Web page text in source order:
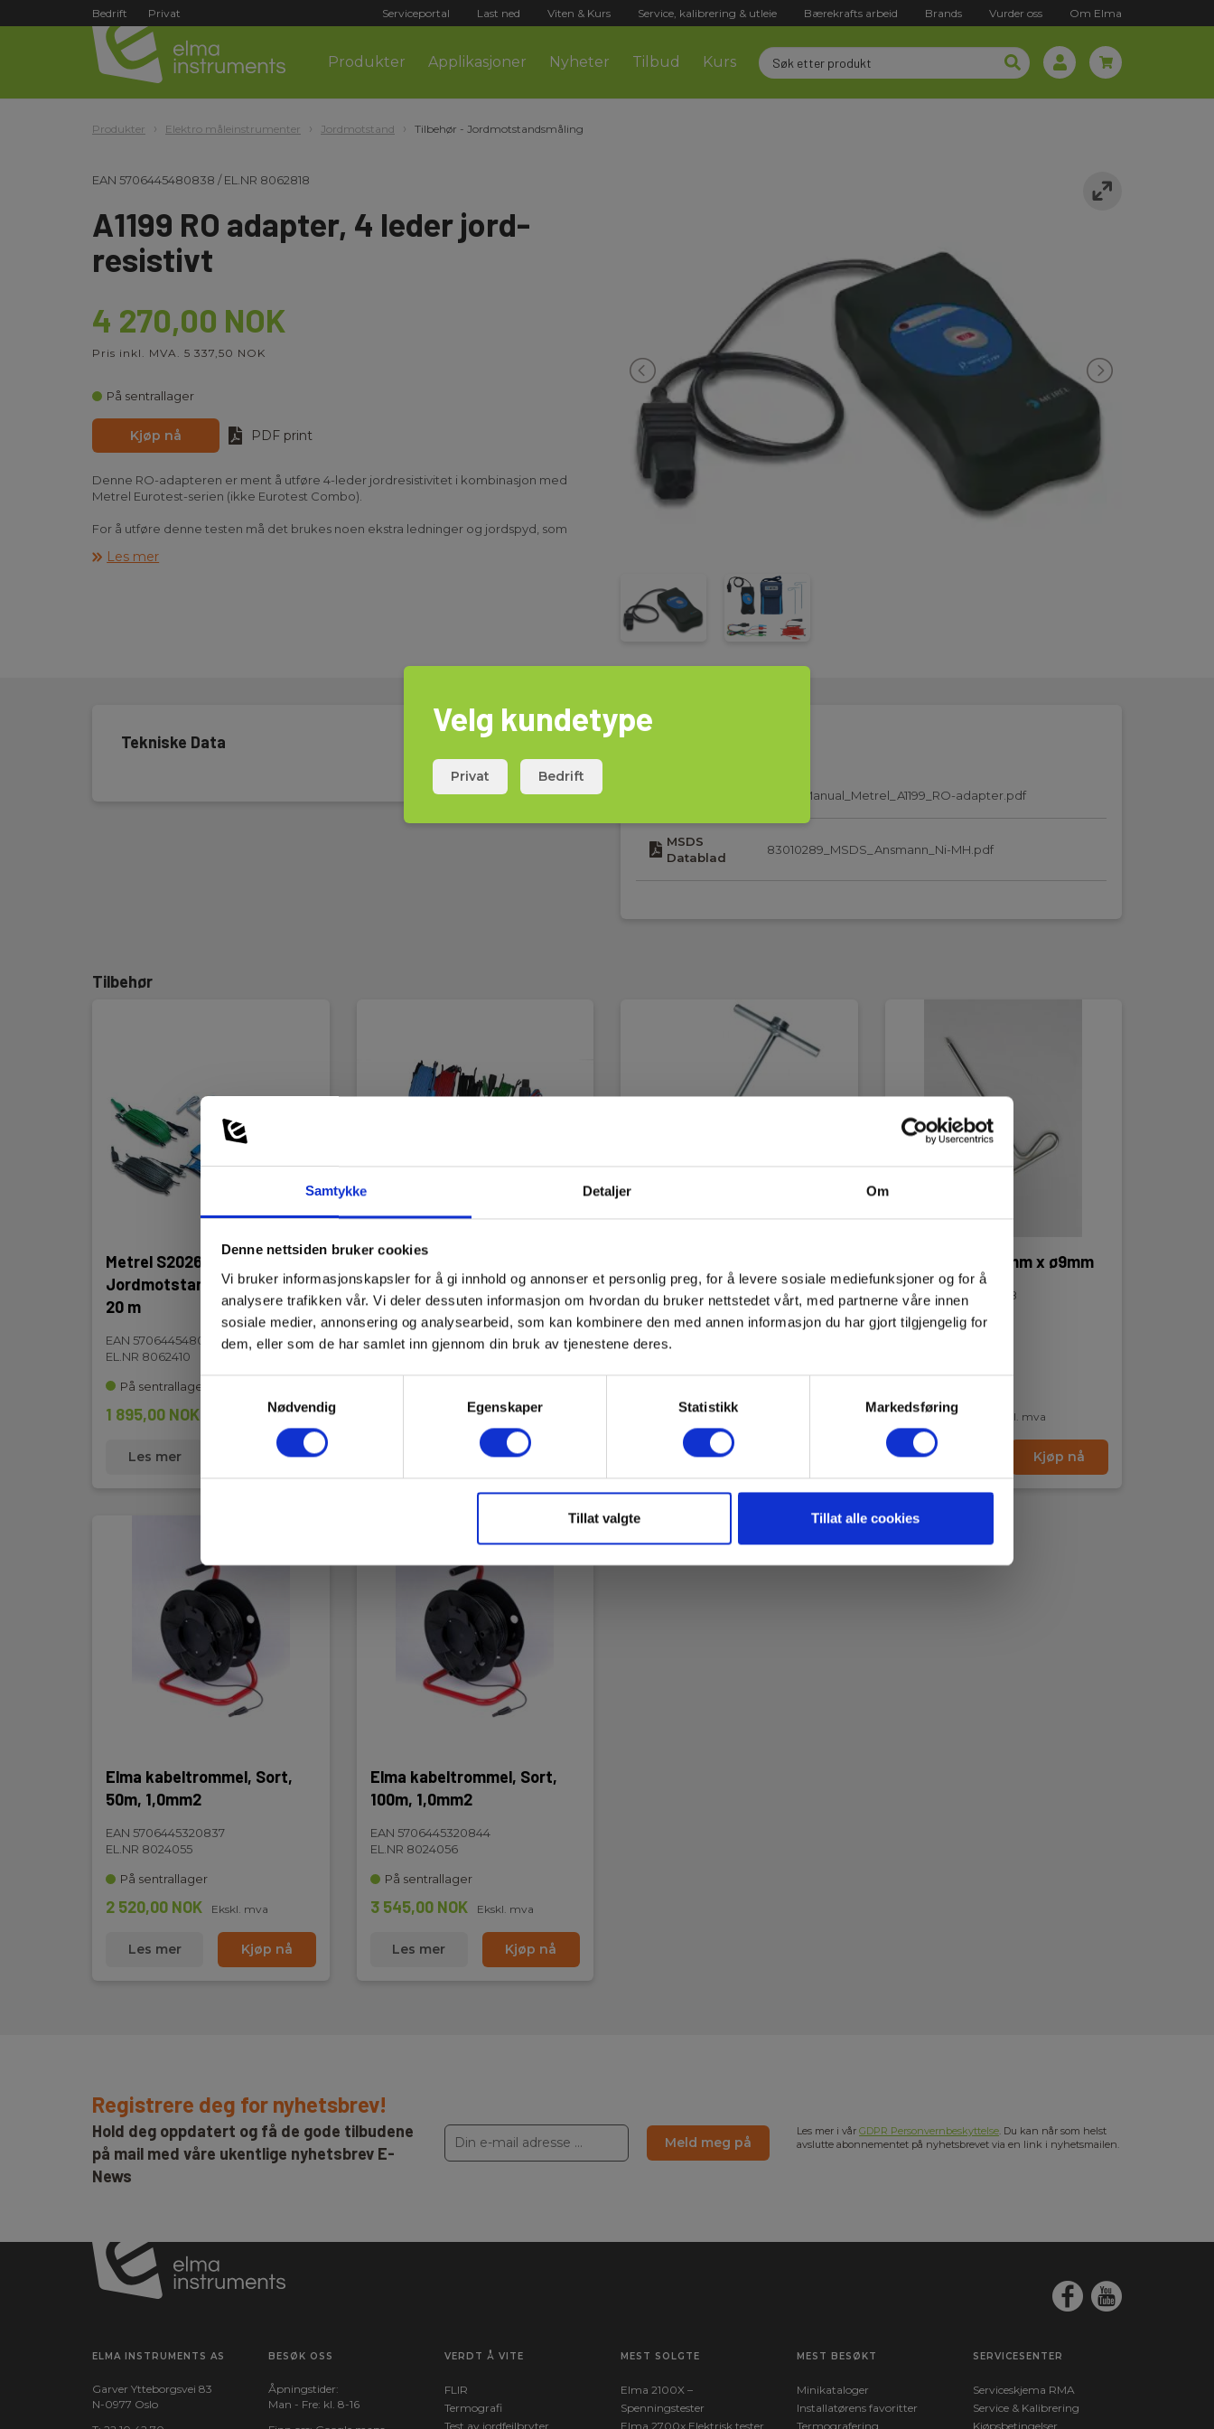
Samtykke Detaljer Om
Denne nettsiden bruker cookies
Vi bruker informasjonskapsler for å gi innhold og annonser et personlig preg, for å levere sosiale mediefunksjoner og for å
analysere trafikken vår. Vi deler dessuten informasjon om hvordan du bruker nettstedet vårt, med partnerne våre innen
sosiale medier, annonsering og analysearbeid, som kan kombinere den med annen informasjon du har gjort tilgjengelig for
dem, eller som de har samlet inn gjennom din bruk av tjenestene deres.
Samtykkevalg
Nødvendig
Egenskaper Statistikk Markedsføring
Tillat valgte Tillat alle cookies
Bedrift Privat Serviceportal Last ned Viten & Kurs Service, kalibrering & utleie Bærekrafts arbeid Brands Vurder oss Om Elma
Produkter Applikasjoner Nyheter Tilbud Kurs
Produkter Elektro måleinstrumenter Jordmotstand Tilbehør - Jordmotstandsmåling
EAN 5706445480838 /EL.NR 8062818
A1199 RO adapter, 4 leder jord-
resistivt
4 270,00 NOK
Pris inkl. MVA. 5 337,50 NOK
På sentrallager
Kjøp nå PDF print
Denne RO-adapteren er ment å utføre 4-leder jordresistivitet i kombinasjon med
Metrel Eurotest-serien (ikke Eurotest Combo).
For å utføre denne testen må det brukes noen ekstra ledninger og jordspyd, som
Se under tilbehør lenger ned på siden.
Les mer
Tekniske Data
Elma_Manual_Metrel_A1199_RO-adapter.pdf
MSDS
Datablad
83010289_MSDS_Ansmann_Ni-MH.pdf
Tilbehør
Metrel S2026
Jordmotstandssett, 3-polt,
20 m
EAN 5706445480753
EL.NR 8062410
På sentrallager
1 895,00 NOK
Les mer Kjøp nå
Metrel S2001
Jordmotstandssett, 4-polt,
20 m
EAN 5706445480050
EL.NR 8023751
Ekskl. mva
Kjøp nå
EAN 5706445320974
EL.NR 8062849
830,00 NOK Ekskl. mva
Les mer
Jordspyd, 240mm x ø9mm
EAN 5706445481408
130,00 NOK Ekskl. mva
Les mer Kjøp nå
Elma kabeltrommel, Sort,
50m, 1,0mm2
EAN 5706445320837
EL.NR 8024055
På sentrallager
2 520,00 NOK Ekskl. mva
Les mer Kjøp nå
Elma kabeltrommel, Sort,
100m, 1,0mm2
EAN 5706445320844
EL.NR 8024056
På sentrallager
3 545,00 NOK Ekskl. mva
Les mer Kjøp nå
Registrere deg for nyhetsbrev!
Hold deg oppdatert og få de gode tilbudene
på mail med våre ukentlige nyhetsbrev E-
News
Meld meg på
Les mer i vår GDPR Personvernbeskyttelse. Du kan når som helst
avslutte abonnementet på nyhetsbrevet via en link i nyhetsmailen.
ELMA INSTRUMENTS AS
Garver Ytteborgsvei 83
N-0977 Oslo
BESØK OSS
Åpningstider:
Man - Fre: kl. 8-16
VERDT Å VITE
FLIR
Termografi
Test av jordfeilbryter
MEST SOLGTE
Elma 2100X –
Spenningstester
Elma 2700x Elektrisk tester
MEST BESØKT
Minikataloger
Installatørens favoritter
Termografering
SERVICESENTER
Serviceskjema RMA
Service & Kalibrering
Kjøpsbetingelser
Velg kundetype
Privat Bedrift